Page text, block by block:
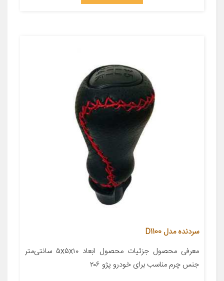
سردنده مدل D1100
معرفی محصول جزئیات محصول ابعاد ۵x۵x۱۰ سانتی‌متر
جنس چرم مناسب برای خودرو پژو ۲۰۶